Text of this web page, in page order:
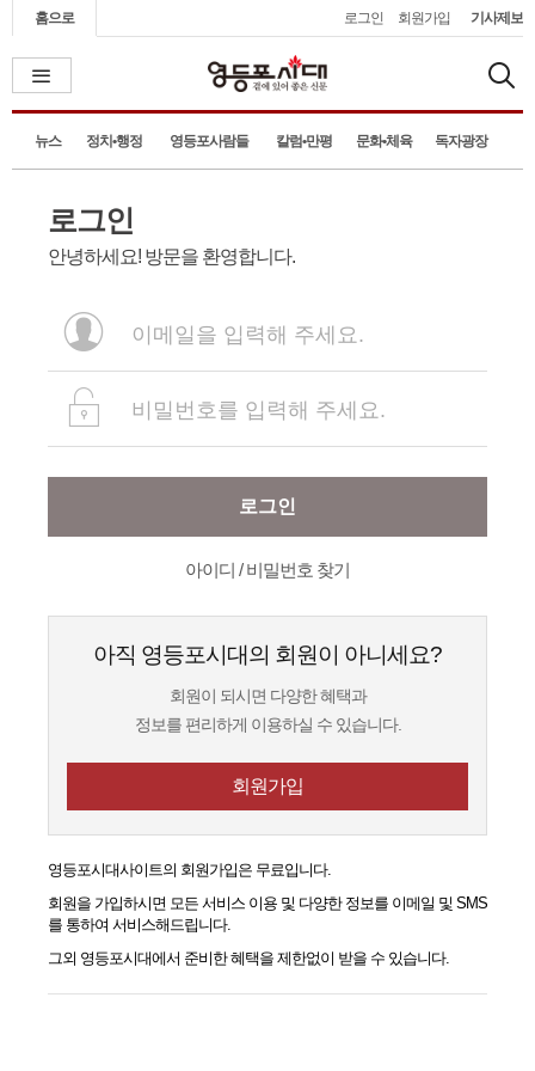
홈으로 로그인 회원가입 기사제보
뉴스 정치•행정 영등포사람들 칼럼•만평 문화•체육 독자광장
로그인
안녕하세요! 방문을 환영합니다.
로그인
아이디 / 비밀번호 찾기
아직 영등포시대의 회원이 아니세요?
회원이 되시면 다양한 혜택과
정보를 편리하게 이용하실 수 있습니다.
회원가입
영등포시대사이트의 회원가입은 무료입니다.
회원을 가입하시면 모든 서비스 이용 및 다양한 정보를 이메일 및 SMS
를 통하여 서비스해드립니다.
그외 영등포시대에서 준비한 혜택을 제한없이 받을 수 있습니다.